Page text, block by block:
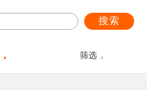
搜索
筛选